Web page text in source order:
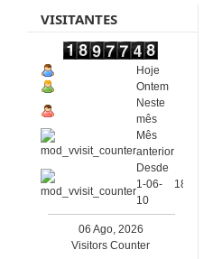
VISITANTES
Hoje
Ontem
Neste
mês
Mês
anterior
Desde
1-06-
10
1897748
06 Ago, 2026
Visitors Counter